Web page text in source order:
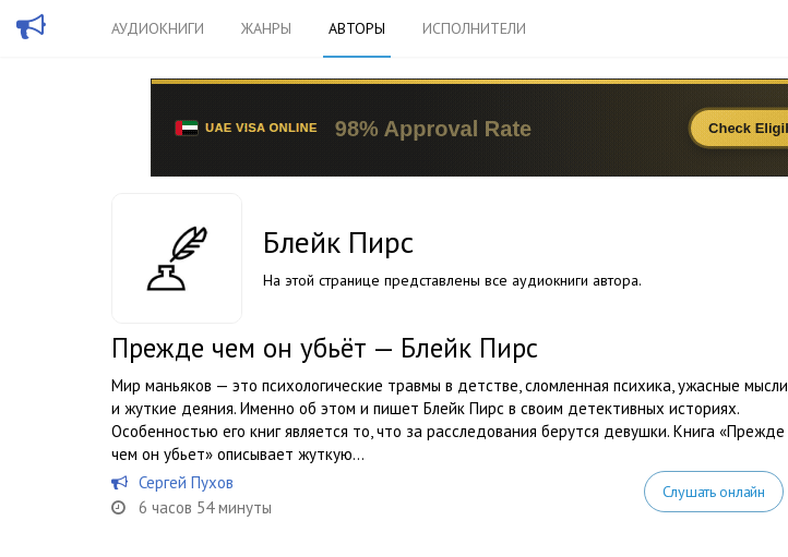
АУДИОКНИГИ ЖАНРЫ АВТОРЫ ИСПОЛНИТЕЛИ
Блейк Пирс
На этой странице представлены все аудиокниги автора.
Прежде чем он убьёт — Блейк Пирс
Мир маньяков — это психологические травмы в детстве, сломленная психика, ужасные мысли
и жуткие деяния. Именно об этом и пишет Блейк Пирс в своим детективных историях.
Особенностью его книг является то, что за расследования берутся девушки. Книга «Прежде
чем он убьет» описывает жуткую...
Сергей Пухов
6 часов 54 минуты
Слушать онлайн